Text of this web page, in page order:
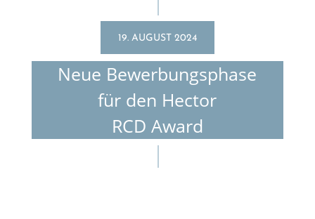
19. AUGUST 2024
Neue Bewer­bungs­phase
für den Hector
RCD Award